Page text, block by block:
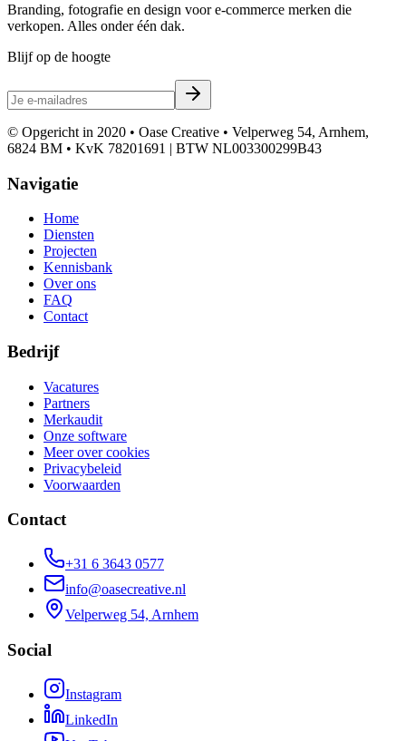
Branding, fotografie en design voor e-commerce merken die
verkopen. Alles onder één dak.
Blijf op de hoogte
© Opgericht in 2020 • Oase Creative • Velperweg 54, Arnhem,
6824 BM • KvK 78201691 | BTW NL003300299B43
Navigatie
Home
Diensten
Projecten
Kennisbank
Over ons
FAQ
Contact
Bedrijf
Vacatures
Partners
Merkaudit
Onze software
Meer over cookies
Privacybeleid
Voorwaarden
Contact
+31 6 3643 0577
info@oasecreative.nl
Velperweg 54, Arnhem
Social
Instagram
LinkedIn